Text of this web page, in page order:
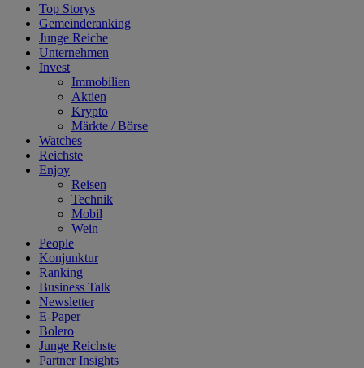
Top Storys
Gemeinderanking
Junge Reiche
Unternehmen
Invest
Immobilien
Aktien
Krypto
Märkte / Börse
Watches
Reichste
Enjoy
Reisen
Technik
Mobil
Wein
People
Konjunktur
Ranking
Business Talk
Newsletter
E-Paper
Bolero
Junge Reichste
Partner Insights